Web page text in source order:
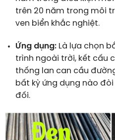
trên 20 năm trong môi
ven biển khắc nghiệt.
Ứng dụng:Là lựa chọn
trình ngoài trời, kết cấu
thống lan can cầu
bất kỳ ứng dụng nào
đối.